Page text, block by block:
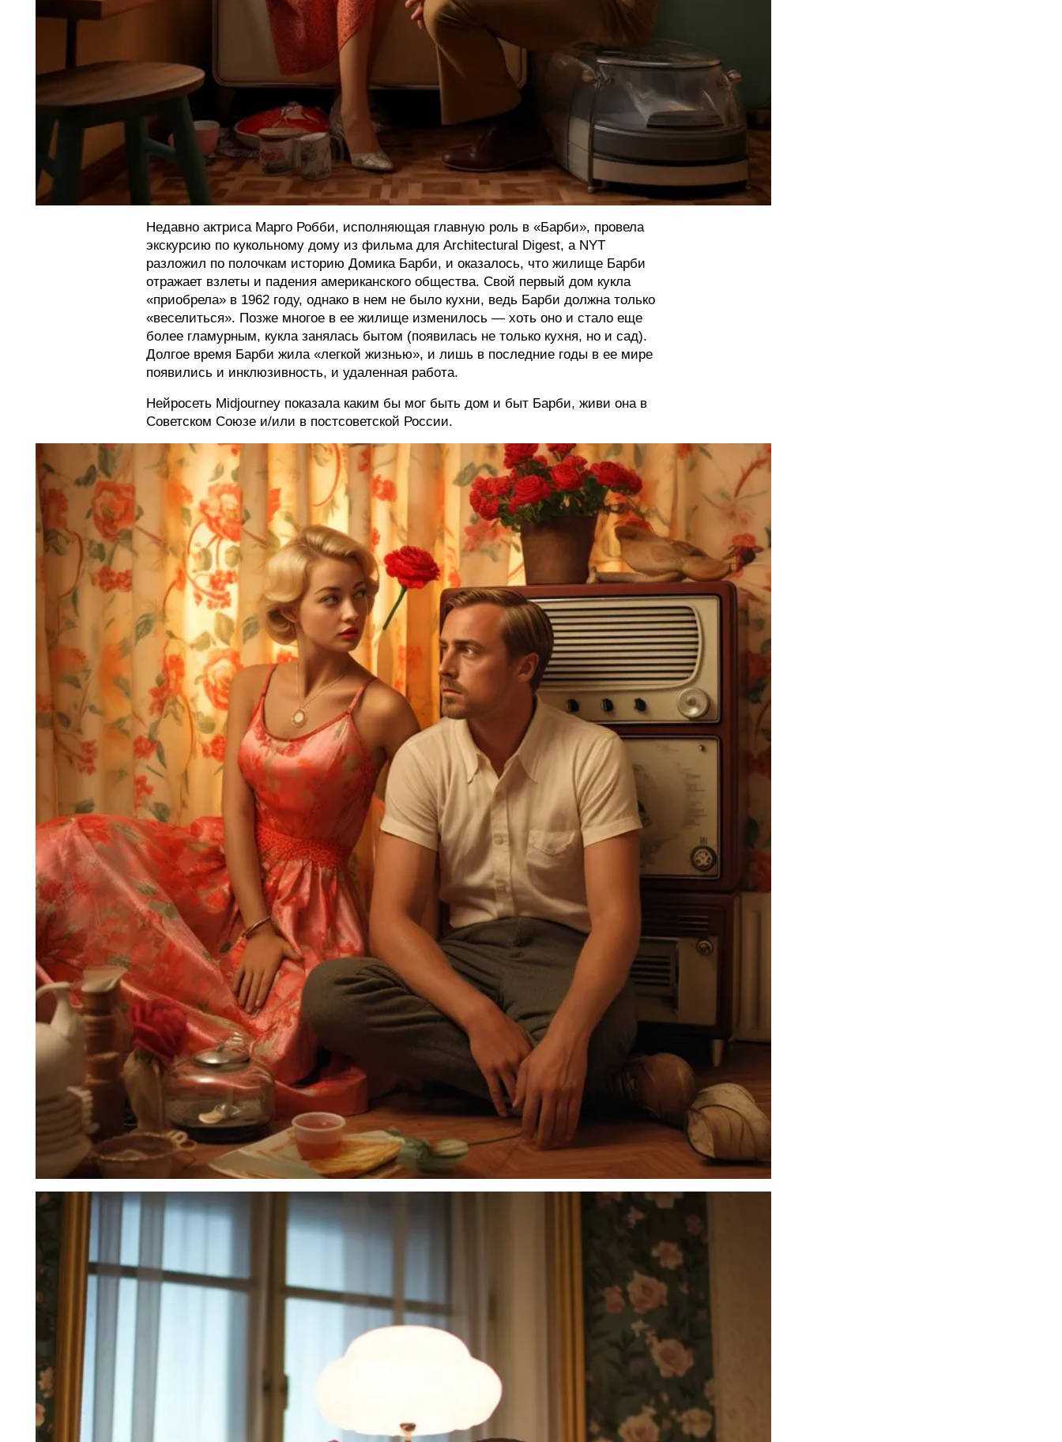
Недавно актриса Марго Робби, исполняющая главную роль в «Барби», провела
экскурсию по кукольному дому из фильма для Architectural Digest, а NYT
разложил по полочкам историю Домика Барби, и оказалось, что жилище Барби
отражает взлеты и падения американского общества. Свой первый дом кукла
«приобрела» в 1962 году, однако в нем не было кухни, ведь Барби должна только
«веселиться». Позже многое в ее жилище изменилось — хоть оно и стало еще
более гламурным, кукла занялась бытом (появилась не только кухня, но и сад).
Долгое время Барби жила «легкой жизнью», и лишь в последние годы в ее мире
появились и инклюзивность, и удаленная работа.
Нейросеть Midjourney показала каким бы мог быть дом и быт Барби, живи она в
Советском Союзе и/или в постсоветской России.